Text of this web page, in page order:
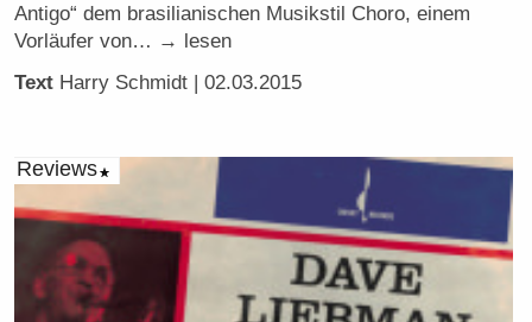
Antigo“ dem brasilianischen Musikstil Choro, einem
Vorläufer von… → lesen
Text Harry Schmidt | 02.03.2015
Reviews